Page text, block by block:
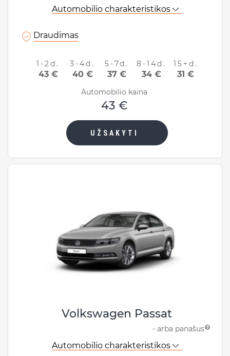
Automobilio charakteristikos
Draudimas
1-2d.
43 €
3-4d.
40 €
5-7d.
37 €
8-14d.
34 €
15+d.
31 €
Automobilio kaina
43 €
UŽSAKYTI
Volkswagen Passat
- arba panašus
Automobilio charakteristikos